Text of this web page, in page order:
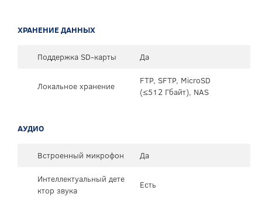
ХРАНЕНИЕ ДАННЫХ
Поддержка SD-карты Да
Локальное хранение
FTP, SFTP, MicroSD
(≤512 Гбайт), NAS
АУДИО
Встроенный микрофон
Да
Интеллектуальный дете
ктор звука
Есть